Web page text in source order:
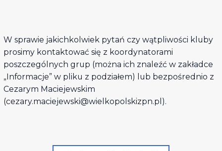
W sprawie jakichkolwiek pytań czy wątpliwości kluby
prosimy kontaktować się z koordynatorami
poszczególnych grup (można ich znaleźć w zakładce
„Informacje” w pliku z podziałem) lub bezpośrednio z
Cezarym Maciejewskim
(cezary.maciejewski@wielkopolskizpn.pl).